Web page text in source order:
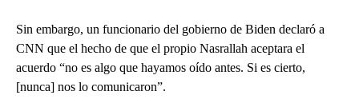
Sin embargo, un funcionario del gobierno de Biden declaró a
CNN que el hecho de que el propio Nasrallah aceptara el
acuerdo “no es algo que hayamos oído antes. Si es cierto,
[nunca] nos lo comunicaron”.